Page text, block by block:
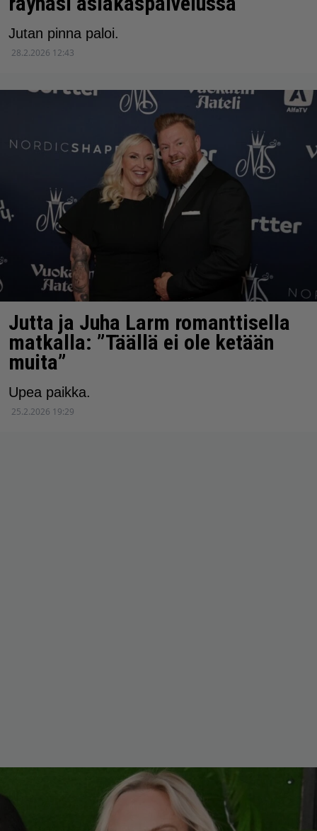
Jutan pinna paloi.
28.2.2026 12:43
Jutta ja Juha Larm romanttisella
matkalla: ”Täällä ei ole ketään
muita”
Upea paikka.
25.2.2026 19:29